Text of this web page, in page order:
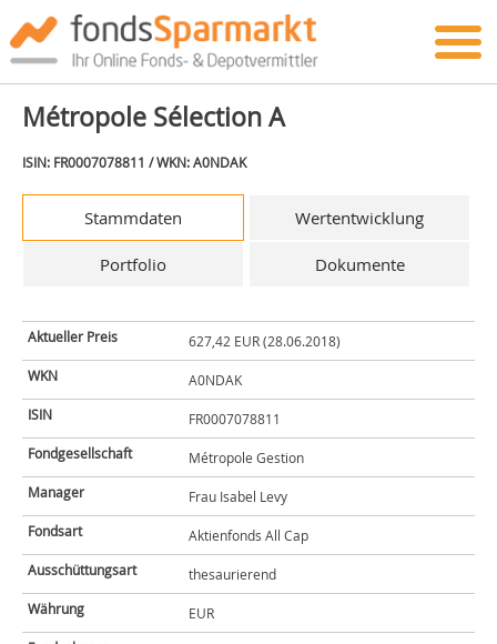
Métropole Sélection A
ISIN: FR0007078811 / WKN: A0NDAK
Stammdaten Wertentwicklung
Portfolio Dokumente
Aktueller Preis
627,42 EUR (28.06.2018)
WKN
A0NDAK
ISIN
FR0007078811
Fondgesellschaft
Métropole Gestion
Manager
Frau Isabel Levy
Fondsart
Aktienfonds All Cap
Ausschüttungsart
thesaurierend
Währung
EUR